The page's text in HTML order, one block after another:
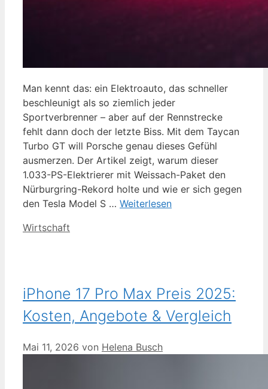
Man kennt das: ein Elektroauto, das schneller
beschleunigt als so ziemlich jeder
Sportverbrenner – aber auf der Rennstrecke
fehlt dann doch der letzte Biss. Mit dem Taycan
Turbo GT will Porsche genau dieses Gefühl
ausmerzen. Der Artikel zeigt, warum dieser
1.033-PS-Elektrierer mit Weissach-Paket den
Nürburgring-Rekord holte und wie er sich gegen
den Tesla Model S … Weiterlesen
Kategorien
Wirtschaft
iPhone 17 Pro Max Preis 2025:
Kosten, Angebote & Vergleich
Mai 11, 2026 von Helena Busch